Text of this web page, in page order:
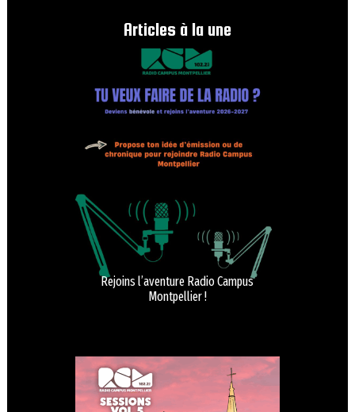
Articles à la une
Rejoins l’aventure Radio Campus
Montpellier !